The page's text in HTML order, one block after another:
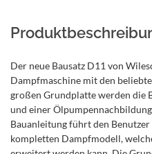
Der neue Bausatz D11 von
Dampfmaschine mit den
großen Grundplatte werden die
und einer
Bauanleitung führt den
kompletten Dampfmodell,